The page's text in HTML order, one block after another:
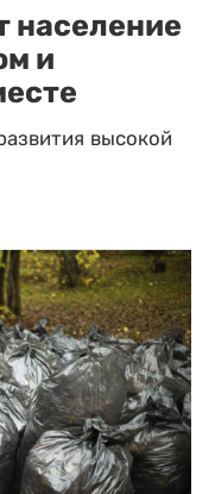
население
и
высокой